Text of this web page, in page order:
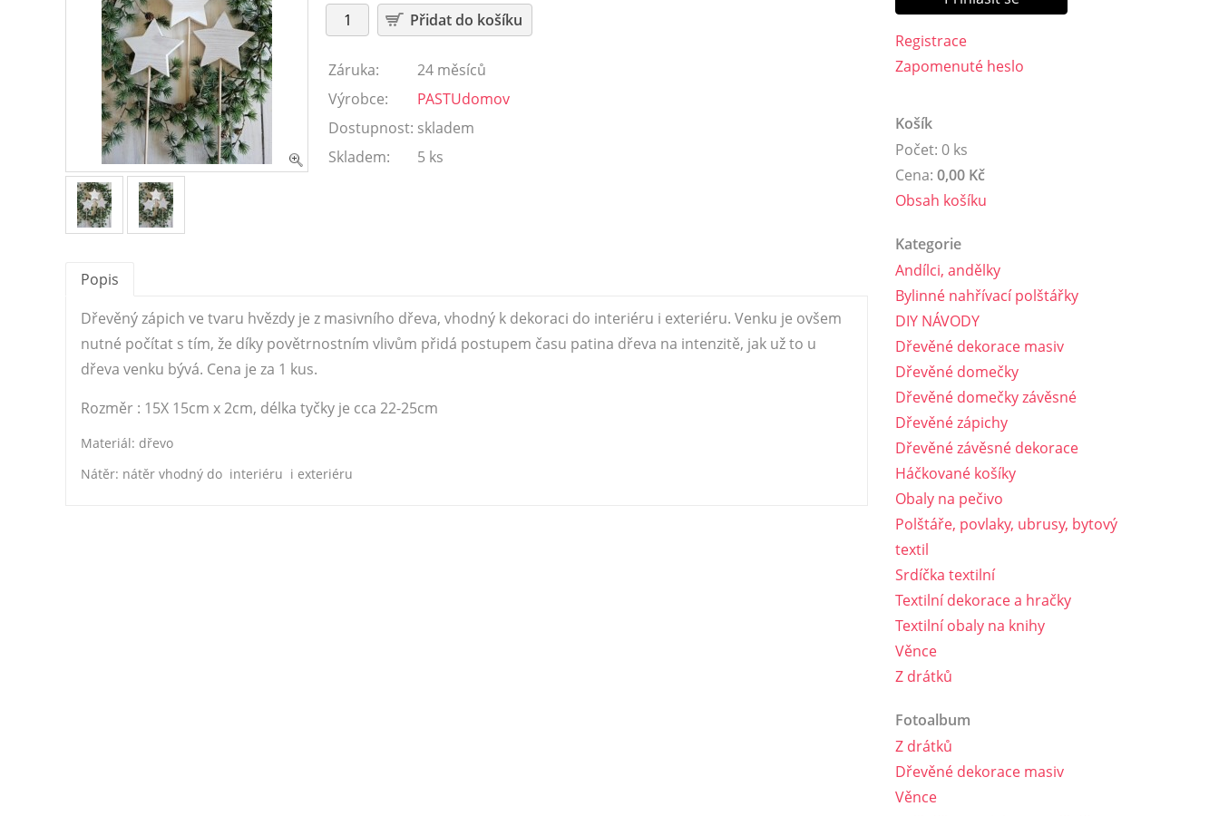
Záruka:
24 měsíců
Výrobce:
PASTUdomov
Dostupnost: skladem
Skladem:
5 ks
Popis
Dřevěný zápich ve tvaru hvězdy je z masivního dřeva, vhodný k dekoraci do interiéru i exteriéru. Venku je ovšem
nutné počítat s tím, že díky povětrnostním vlivům přidá postupem času patina dřeva na intenzitě, jak už to u
dřeva venku bývá. Cena je za 1 kus.
Rozměr : 15X 15cm x 2cm, délka tyčky je cca 22-25cm
Materiál: dřevo
Nátěr: nátěr vhodný do interiéru i exteriéru
Registrace
Zapomenuté heslo
Košík
Počet: 0 ks
Cena: 0,00 Kč
Obsah košíku
Kategorie
Andílci, andělky
Bylinné nahřívací polštářky
DIY NÁVODY
Dřevěné dekorace masiv
Dřevěné domečky
Dřevěné domečky závěsné
Dřevěné zápichy
Dřevěné závěsné dekorace
Háčkované košíky
Obaly na pečivo
Polštáře, povlaky, ubrusy, bytový
textil
Srdíčka textilní
Textilní dekorace a hračky
Textilní obaly na knihy
Věnce
Z drátků
Fotoalbum
Z drátků
Dřevěné dekorace masiv
Věnce